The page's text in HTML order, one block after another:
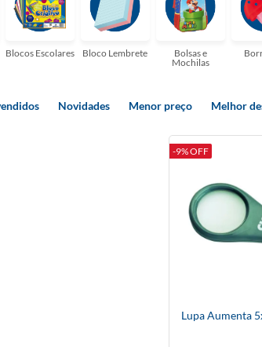
Blocos Escolares Bloco Lembrete
Bolsas e
Mochilas
Novidades Menor preço Melhor
-9% OFF
Lupa Aumenta